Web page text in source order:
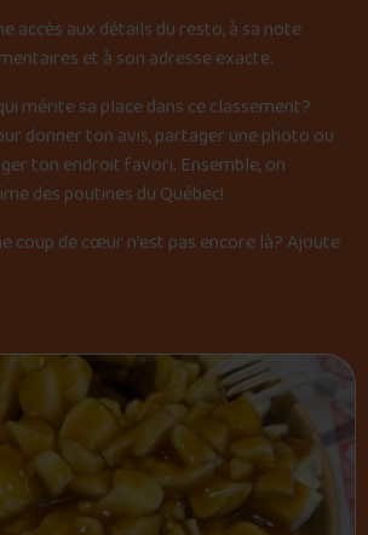
accès aux détails du resto, à sa note
et à son adresse exacte.
mérite sa place dans ce classement?
donner ton avis, partager une photo ou
ton endroit favori. Ensemble, on
des poutines du Québec!
coup de cœur n’est pas encore là? Ajoute